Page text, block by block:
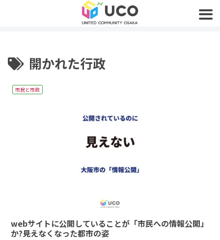
開かれた行政
市民と市政
webサイトに公開していることが「市民への情報公開」
か?――見えなくなった都市の姿